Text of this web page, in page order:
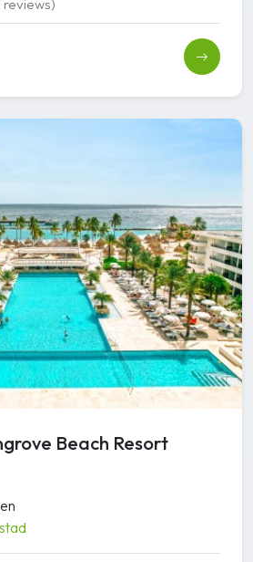
reviews)
Beach Resort